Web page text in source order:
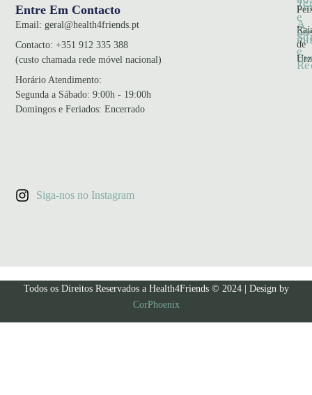
Entre Em Contacto
Email: geral@health4friends.pt
Contacto:+351 912 335 388
(custo chamada rede móvel nacional)
Horário Atendimento:
Segunda a Sábado: 9:00h - 19:00h
Domingos e Feriados: Encerrado
Siga-nos no Instagram
A
de
e
e
Todos os Direitos Reservados a Health4Friends © 2024 | Design by
CorPhoenix